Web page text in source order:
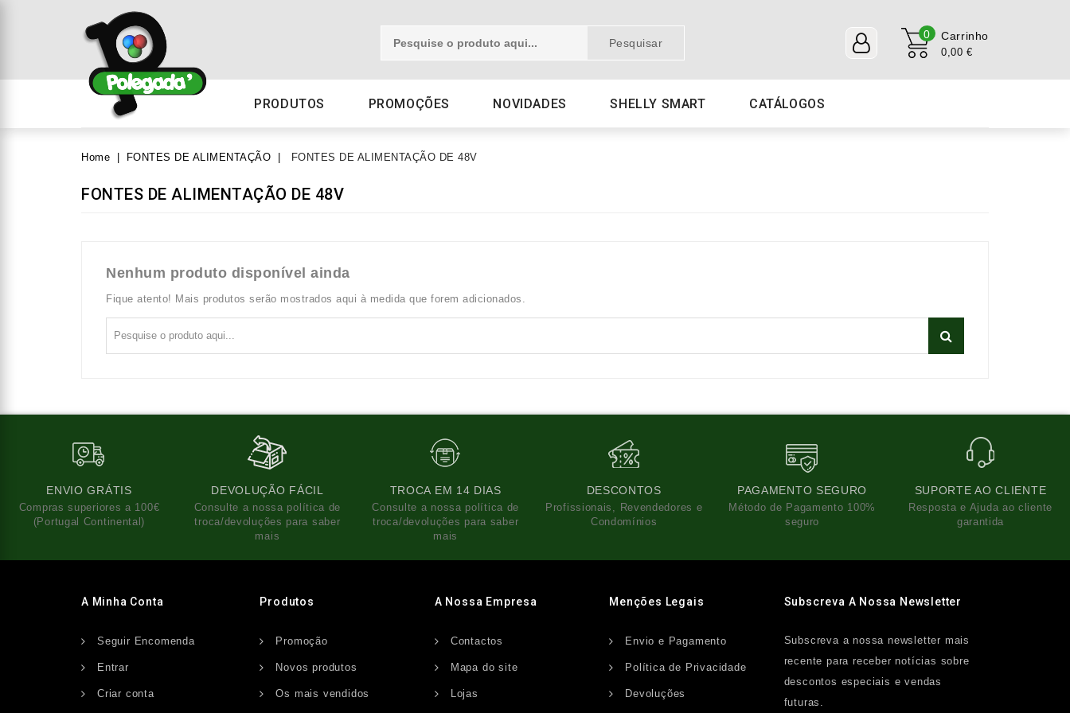
Carrinho
0,00 €
0
Pesquisar
PRODUTOS PROMOÇÕES NOVIDADES SHELLY SMART CATÁLOGOS
Home FONTES DE ALIMENTAÇÃO FONTES DE ALIMENTAÇÃO DE 48V
FONTES DE ALIMENTAÇÃO DE 48V
Nenhum produto disponível ainda
Fique atento! Mais produtos serão mostrados aqui à medida que forem adicionados.
ENVIO GRÁTIS
Compras superiores a 100€
(Portugal Continental)
DEVOLUÇÃO FÁCIL
Consulte a nossa política de
troca/devoluções para saber
mais
TROCA EM 14 DIAS
Consulte a nossa política de
troca/devoluções para saber
mais
DESCONTOS
Profissionais, Revendedores e
Condomínios
PAGAMENTO SEGURO
Método de Pagamento 100%
seguro
SUPORTE AO CLIENTE
Resposta e Ajuda ao cliente
garantida
A Minha Conta
Seguir Encomenda
Entrar
Criar conta
Produtos
Promoção
Novos produtos
Os mais vendidos
A Nossa Empresa
Contactos
Mapa do site
Lojas
Menções Legais
Envio e Pagamento
Política de Privacidade
Devoluções
Subscreva A Nossa Newsletter
Subscreva a nossa newsletter mais
recente para receber notícias sobre
descontos especiais e vendas
futuras.